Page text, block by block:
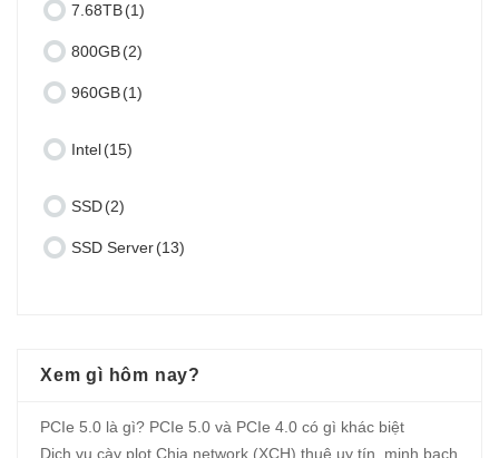
7.68TB(1)
800GB(2)
960GB(1)
Intel(15)
SSD(2)
SSD Server(13)
Xem gì hôm nay?
PCIe 5.0 là gì? PCIe 5.0 và PCIe 4.0 có gì khác biệt
Dịch vụ cày plot Chia network (XCH) thuê uy tín, minh bạch